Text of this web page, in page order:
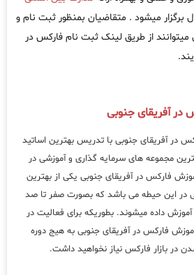
برگزار میشود . متقاضیان بمنظور ثبت نام و
میتوانند از طریق لینک ثبت نام فارکس در
آفریقای جنوبی
در آفریقای جنوبی با تدریس بهترین اساتید
مجموعه های سرمایه گذاری و آموزشی در
فارکس در آفریقای جنوبی یکی از بهترین
در این حیطه می باشد که بصورت صفر تا صد
آموزش داده میشوند. بطوریکه برای فعالیت در
آموزش فارکس در آفریقای جنوبی به هیج دوره
در بازار فارکس نیاز نخواهید داشت.